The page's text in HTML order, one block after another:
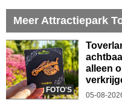
Meer Attractiepark
FOTO'S
alleen
05-08-